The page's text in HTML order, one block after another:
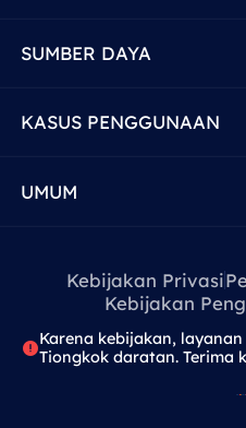
SUMBER DAYA
KASUS PENGGUNAAN
UMUM
Kebijakan Privasi
Kebijakan
Karena kebijakan,
Tiongkok daratan. Terima